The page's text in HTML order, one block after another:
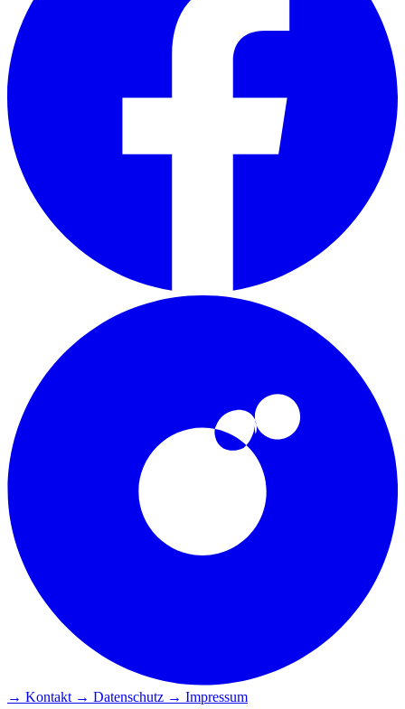
→ Kontakt → Datenschutz → Impressum